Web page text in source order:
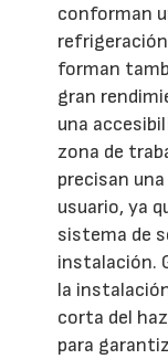
conforman
forman
gran
una
zona de
precisan
usuario, ya
sistema de
instalación.
la
corta del
para